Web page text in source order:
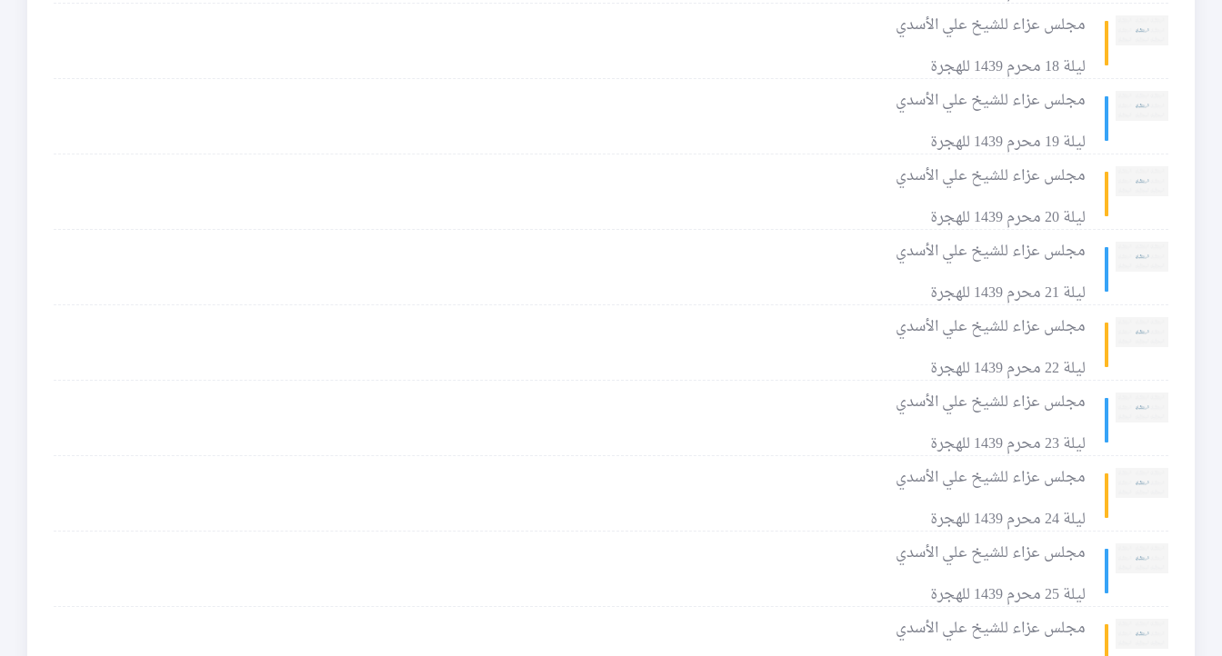
مجلس عزاء للشيخ علي الأسدي
ليلة 18 محرم 1439 للهجرة
مجلس عزاء للشيخ علي الأسدي
ليلة 19 محرم 1439 للهجرة
مجلس عزاء للشيخ علي الأسدي
ليلة 20 محرم 1439 للهجرة
مجلس عزاء للشيخ علي الأسدي
ليلة 21 محرم 1439 للهجرة
مجلس عزاء للشيخ علي الأسدي
ليلة 22 محرم 1439 للهجرة
مجلس عزاء للشيخ علي الأسدي
ليلة 23 محرم 1439 للهجرة
مجلس عزاء للشيخ علي الأسدي
ليلة 24 محرم 1439 للهجرة
مجلس عزاء للشيخ علي الأسدي
ليلة 25 محرم 1439 للهجرة
مجلس عزاء للشيخ علي الأسدي